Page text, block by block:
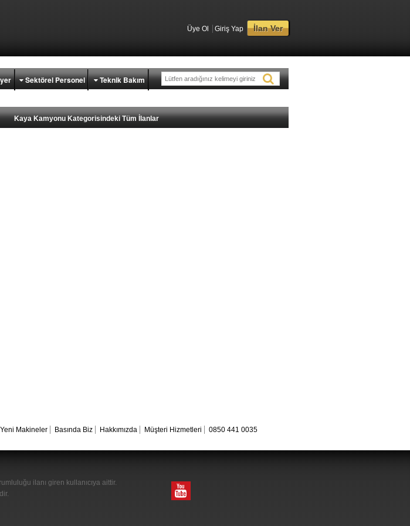
Üye Ol Giriş Yap İlan Ver
Sektörel Personel Teknik Bakım
Kaya Kamyonu Kategorisindeki Tüm İlanlar
Yeni Makineler Basında Biz Hakkımızda Müşteri Hizmetleri 0850 441 0035
ilanı giren kullanıcıya aittir.